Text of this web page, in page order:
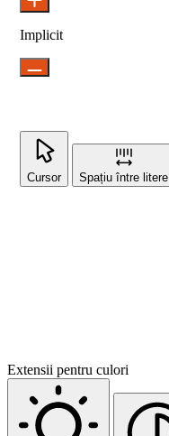
Implicit
Cursor Spațiu între litere
Extensii pentru culori